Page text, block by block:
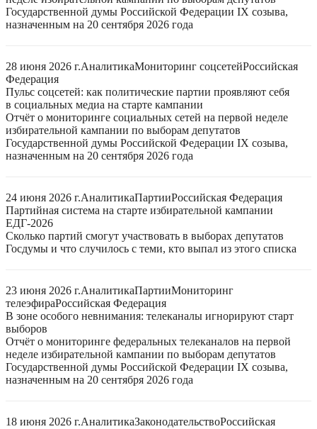
Государственной думы Российской Федерации IX созыва,
назначенным на 20 сентября 2026 года
28 июня 2026 г.АналитикаМониторинг соцсетейРоссийская
Федерация
Пульс соцсетей: как политические партии проявляют себя
в социальных медиа на старте кампании
Отчёт о мониторинге социальных сетей на первой неделе
избирательной кампании по выборам депутатов
Государственной думы Российской Федерации IX созыва,
назначенным на 20 сентября 2026 года
24 июня 2026 г.АналитикаПартииРоссийская Федерация
Партийная система на старте избирательной кампании
ЕДГ-2026
Сколько партий смогут участвовать в выборах депутатов
Госдумы и что случилось с теми, кто выпал из этого списка
23 июня 2026 г.АналитикаПартииМониторинг
телеэфираРоссийская Федерация
В зоне особого невнимания: телеканалы игнорируют старт
выборов
Отчёт о мониторинге федеральных телеканалов на первой
неделе избирательной кампании по выборам депутатов
Государственной думы Российской Федерации IX созыва,
назначенным на 20 сентября 2026 года
18 июня 2026 г.АналитикаЗаконодательствоРоссийская